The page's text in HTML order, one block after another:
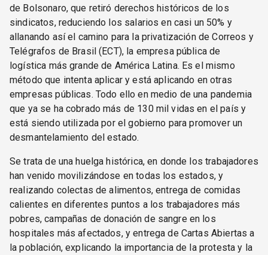
de Bolsonaro, que retiró derechos históricos de los
sindicatos, reduciendo los salarios en casi un 50% y
allanando así el camino para la privatización de Correos y
Telégrafos de Brasil (ECT), la empresa pública de
logística más grande de América Latina. Es el mismo
método que intenta aplicar y está aplicando en otras
empresas públicas. Todo ello en medio de una pandemia
que ya se ha cobrado más de 130 mil vidas en el país y
está siendo utilizada por el gobierno para promover un
desmantelamiento del estado.
Se trata de una huelga histórica, en donde los trabajadores
han venido movilizándose en todas los estados, y
realizando colectas de alimentos, entrega de comidas
calientes en diferentes puntos a los trabajadores más
pobres, campañas de donación de sangre en los
hospitales más afectados, y entrega de Cartas Abiertas a
la población, explicando la importancia de la protesta y la